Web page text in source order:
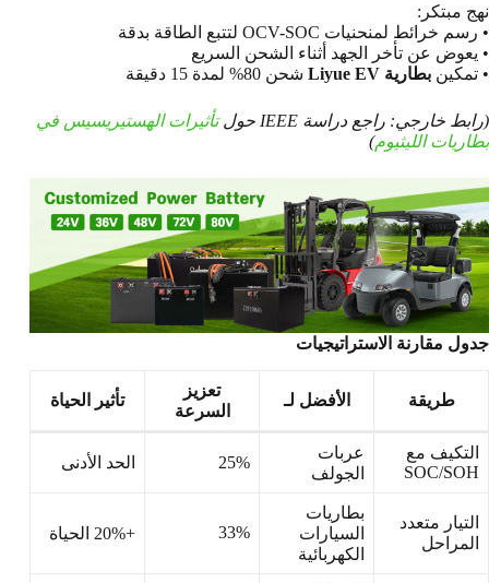
نهج مبتكر:
• رسم خرائط لمنحنيات OCV-SOC لتتبع الطاقة بدقة
• يعوض عن تأخر الجهد أثناء الشحن السريع
• تمكين بطارية Liyue EV شحن 80% لمدة 15 دقيقة
(رابط خارجي: راجع دراسة IEEE حول
تأثيرات الهستيريسيس في
بطاريات الليثيوم)
جدول مقارنة الاستراتيجيات
طريقة الأفضل لـ
تعزيز
السرعة
تأثير الحياة
التكيف مع
SOC/SOH
عربات
الجولف
25% الحد الأدنى
التيار متعدد
المراحل
بطاريات
السيارات
الكهربائية
33% +20% الحياة